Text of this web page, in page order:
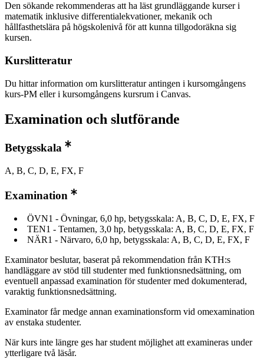
Den sökande rekommenderas att ha läst grundläggande kurser i
matematik inklusive differentialekvationer, mekanik och
hållfasthetslära på högskolenivå för att kunna tillgodoräkna sig
kursen.
Kurslitteratur
Du hittar information om kurslitteratur antingen i kursomgångens
kurs-PM eller i kursomgångens kursrum i Canvas.
Examination och slutförande
Betygsskala
A, B, C, D, E, FX, F
Examination
ÖVN1 - Övningar, 6,0 hp, betygsskala: A, B, C, D, E, FX, F
TEN1 - Tentamen, 3,0 hp, betygsskala: A, B, C, D, E, FX, F
NÄR1 - Närvaro, 6,0 hp, betygsskala: A, B, C, D, E, FX, F
Examinator beslutar, baserat på rekommendation från KTH:s
handläggare av stöd till studenter med funktionsnedsättning, om
eventuell anpassad examination för studenter med dokumenterad,
varaktig funktionsnedsättning.
Examinator får medge annan examinationsform vid omexamination
av enstaka studenter.
När kurs inte längre ges har student möjlighet att examineras under
ytterligare två läsår.